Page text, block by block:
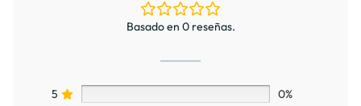
Basado en 0 reseñas.
5
0%